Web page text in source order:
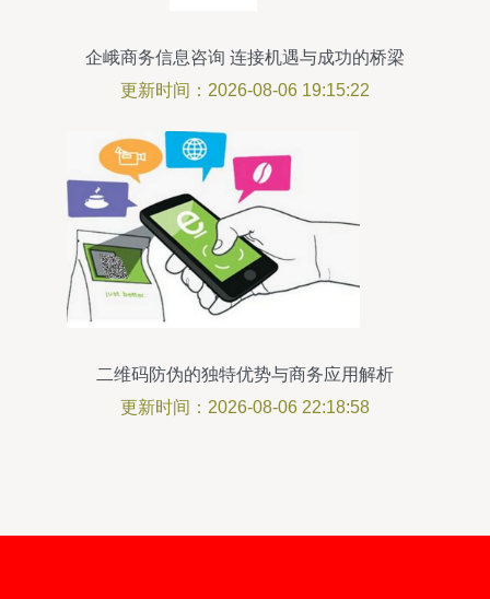
企峨商务信息咨询 连接机遇与成功的桥梁
更新时间：2026-08-06 19:15:22
二维码防伪的独特优势与商务应用解析
更新时间：2026-08-06 22:18:58